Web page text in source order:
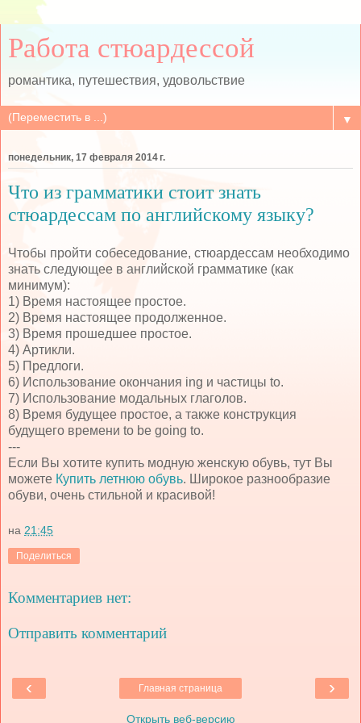
Работа стюардессой
романтика, путешествия, удовольствие
▼
понедельник, 17 февраля 2014 г.
Что из грамматики стоит знать
стюардессам по английскому языку?
Чтобы пройти собеседование, стюардессам необходимо
знать следующее в английской грамматике (как
минимум):
1) Время настоящее простое.
2) Время настоящее продолженное.
3) Время прошедшее простое.
4) Артикли.
5) Предлоги.
6) Использование окончания ing и частицы to.
7) Использование модальных глаголов.
8) Время будущее простое, а также конструкция
будущего времени to be going to.
---
Если Вы хотите купить модную женскую обувь, тут Вы
можете Купить летнюю обувь. Широкое разнообразие
обуви, очень стильной и красивой!
на 21:45
Поделиться
Комментариев нет:
Отправить комментарий
‹ ›
Главная страница
Открыть веб-версию